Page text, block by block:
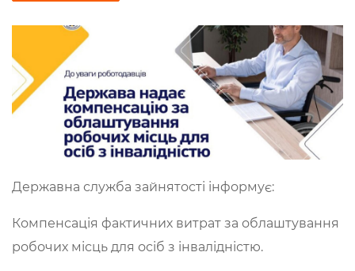
Державна служба зайнятості інформує:
Компенсація фактичних витрат за облаштування
робочих місць для осіб з інвалідністю.